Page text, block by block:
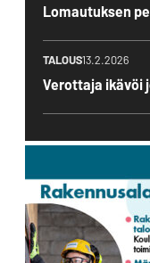
Lomautuksen
TALOUS13.2.2026
Verottaja ikävöi